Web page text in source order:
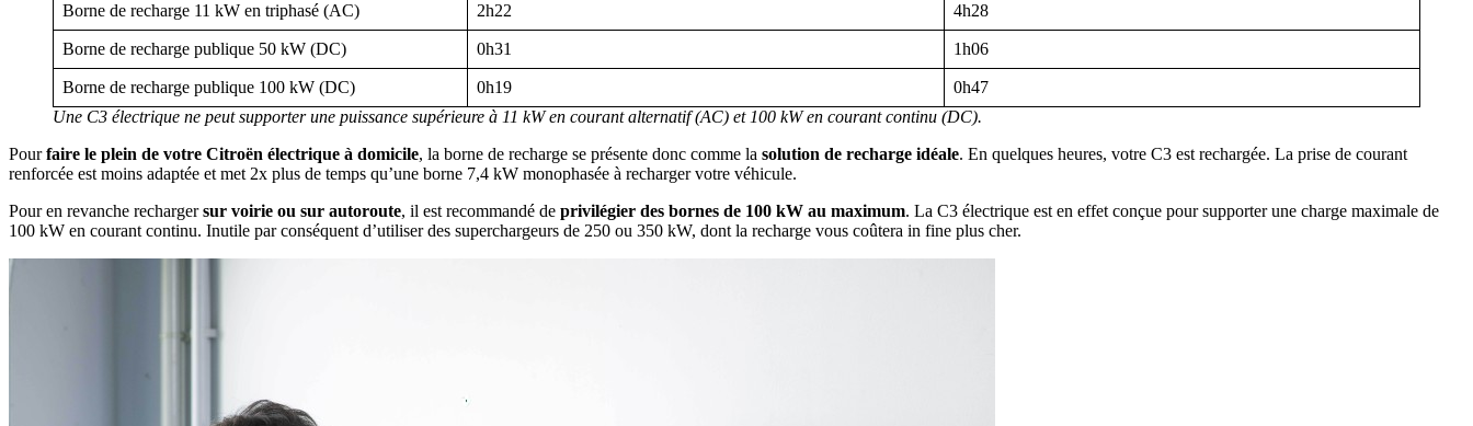
Borne de recharge 11 kW en triphasé (AC) 2h22 4h28
Borne de recharge publique 50 kW (DC) 0h31 1h06
Borne de recharge publique 100 kW (DC) 0h19
0h47
Une C3 électrique ne peut supporter une puissance supérieure à 11 kW en courant alternatif (AC) et 100 kW en courant continu (DC).
Pourfaire le plein de votre Citroën électrique à domicile, la borne de recharge se présente donc comme la solution de recharge idéale. En quelques heures, votre C3 est rechargée. La prise de courant
renforcée est moins adaptée et met 2x plus de temps qu’une borne 7,4 kW monophasée à recharger votre véhicule.
Pour en revanche rechargersur voirie ou sur autoroute, il est recommandé de privilégier des bornes de 100 kW au maximum. La C3 électrique est en effet conçue pour supporter une charge maximale de
100 kW en courant continu. Inutile par conséquent d’utiliser des superchargeurs de 250 ou 350 kW, dont la recharge vous coûtera in fine plus cher.